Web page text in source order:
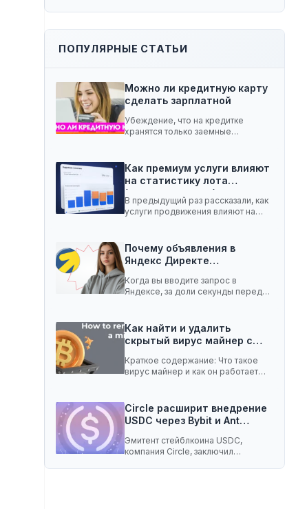
ПОПУЛЯРНЫЕ СТАТЬИ
Можно ли кредитную карту
сделать зарплатной
Убеждение, что на кредитке
хранятся только заемные
Как премиум услуги влияют
на статистику лота
(телеграм-канал)
В предыдущий раз рассказали, как
услуги продвижения влияют на
Почему объявления в
Яндекс Директе
Когда вы вводите запрос в
Яндексе, за доли секунды перед
Как найти и удалить
скрытый вирус майнер с…
Краткое содержание: Что такое
вирус майнер и как он работает
Circle расширит внедрение
USDC через Bybit и Ant…
Эмитент стейблкоина USDC,
компания Circle, заключил